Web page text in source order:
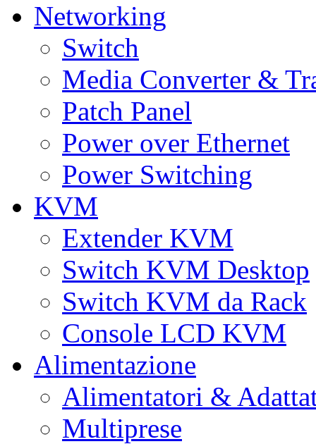
Networking
Switch
Media Converter &
Patch Panel
Power over Ethernet
Power Switching
KVM
Extender KVM
Switch KVM Desktop
Switch KVM da Rack
Console LCD KVM
Alimentazione
Alimentatori &
Multiprese